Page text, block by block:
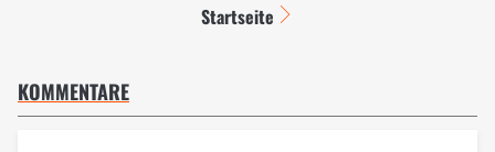
Startseite
KOMMENTARE